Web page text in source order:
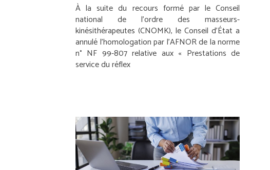
À la suite du recours formé par le Conseil
national de l’ordre des masseurs-
kinésithérapeutes (CNOMK), le Conseil d’État a
annulé l’homologation par l’AFNOR de la norme
n° NF 99-807 relative aux « Prestations de
service du réflex